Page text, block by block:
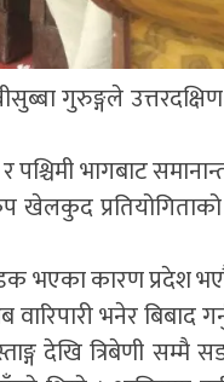
गुरुङ्गले
पश्चिमी भागबाट
प्रतियोगिताको
भएका कारण प्रदेश
वारिपारी भनेर
देखि त्रिबेणी